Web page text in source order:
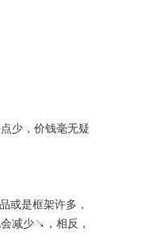
少，价钱毫无疑
或是框架许多，
减少↘，相反，